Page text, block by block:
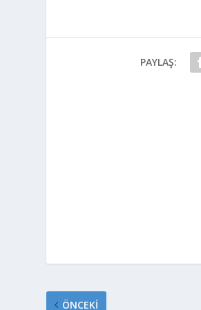
PAYLAŞ:
ÖNCEKI